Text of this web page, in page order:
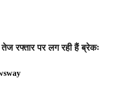
रफ्तार पर लग रही हैं ब्रेकः